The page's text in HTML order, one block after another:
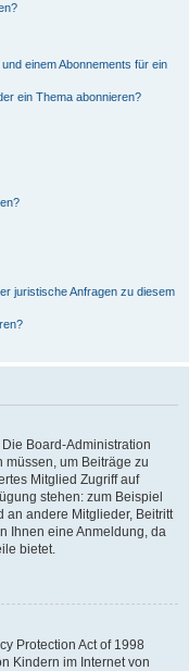
einem Abonnements für ein
ein Thema abonnieren?
juristische Anfragen zu diesem
Board-Administration
müssen, um Beiträge zu
Mitglied Zugriff auf
stehen: zum Beispiel
an andere Mitglieder, Beitritt
Ihnen eine Anmeldung, da
bietet.
Protection Act of 1998
Kindern im Internet von